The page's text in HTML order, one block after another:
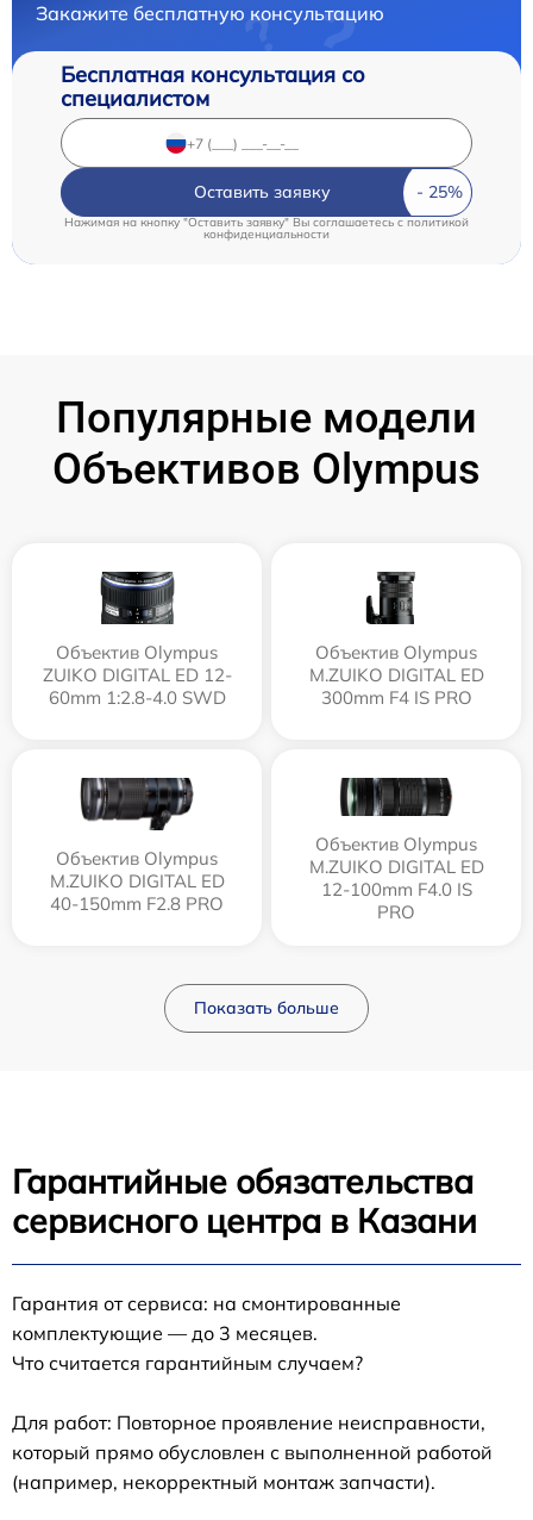
Закажите бесплатную консультацию
Бесплатная консультация со
специалистом
Оставить заявку
Нажимая на кнопку "Оставить заявку" Вы соглашаетесь c политикой
конфиденциальности
Популярные модели
Объективов Olympus
Объектив Olympus
ZUIKO DIGITAL ED 12-
60mm 1:2.8-4.0 SWD
Объектив Olympus
M.ZUIKO DIGITAL ED
300mm F4 IS PRO
Объектив Olympus
M.ZUIKO DIGITAL ED
40-150mm F2.8 PRO
Объектив Olympus
M.ZUIKO DIGITAL ED
12‑100mm F4.0 IS
PRO
Показать больше
Гарантийные обязательства
сервисного центра в Казани
Гарантия от сервиса: на смонтированные
комплектующие — до 3 месяцев.
Что считается гарантийным случаем?
Для работ: Повторное проявление неисправности,
который прямо обусловлен с выполненной работой
(например, некорректный монтаж запчасти).